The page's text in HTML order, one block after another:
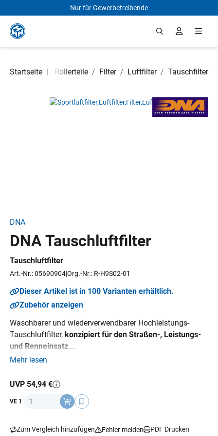
Zum Hauptinhalt springen
Nur für Gewerbetreibende
Startseite |
Motorrad- und Rollerteile / Filter / Luftfilter / Tauschfilter
Bildergalerie überspringen
DNA
DNA Tauschluftfilter
Tauschluftfilter
Art.-Nr.: 05690904Org.-Nr.: R-H9S02-01
Dieser Artikel ist in 100 Varianten erhältlich.
Zubehör anzeigen
Waschbarer und wiederverwendbarer Hochleistungs-
Tauschluftfilter, konzipiert für den Straßen-, Leistungs-
und Renneinsatz.
Durch die FCd (Full Contour design) Technology wird die
Filtermedium genutzt. Dadurch vergrößert sich der
Filterbereich zwischen 20-80 %, der Luftstrom wird erhöht
und die Leistung des Motors somit gesteigert. Mit dem
Benzinverbrauch reduziert.
Mehr lesen
UVP 54,94 €
VE 1 Anzahl
Zum Vergleich hinzufügen Fehler melden PDF Drucken